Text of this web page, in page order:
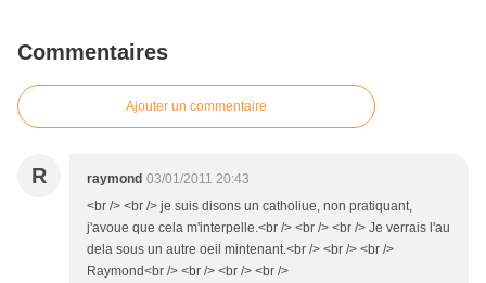
Commentaires
Ajouter un commentaire
R raymond 03/01/2011 20:43
<br /> <br /> je suis disons un catholiue, non pratiquant,
j'avoue que cela m'interpelle.<br /> <br /> <br /> Je verrais l'au
dela sous un autre oeil mintenant.<br /> <br /> <br />
Raymond<br /> <br /> <br /> <br />